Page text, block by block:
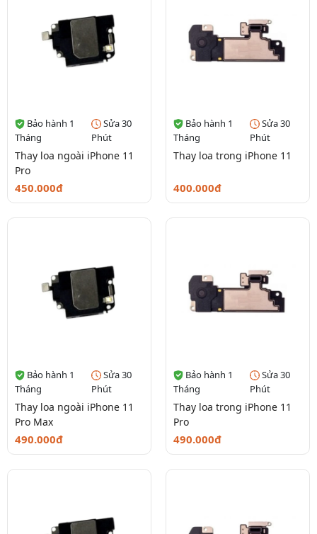
Bảo hành 1
Tháng
Sửa 30
Phút
Thay loa ngoài iPhone 11
Pro
450.000đ
Bảo hành 1
Tháng
Sửa 30
Phút
Thay loa trong iPhone 11
400.000đ
Bảo hành 1
Tháng
Sửa 30
Phút
Thay loa ngoài iPhone 11
Pro Max
490.000đ
Bảo hành 1
Tháng
Sửa 30
Phút
Thay loa trong iPhone 11
Pro
490.000đ